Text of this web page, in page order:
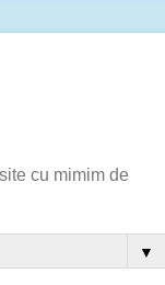
cu mimim de
▼